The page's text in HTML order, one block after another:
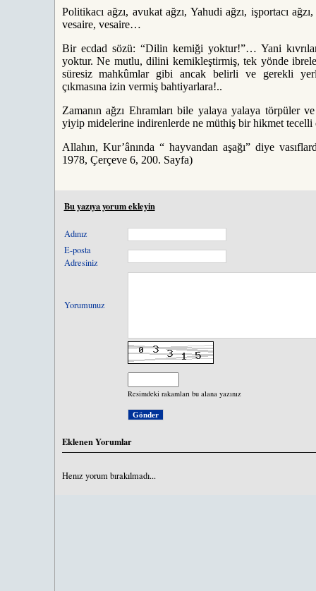
Politikacı ağzı, avukat ağzı, Yahudi ağzı, işportacı
vesaire, vesaire…
Bir ecdad sözü: “Dilin kemiği yoktur!”… Yani
yoktur. Ne mutlu, dilini kemikleştirmiş, tek yönde
süresiz mahkûmlar gibi ancak belirli ve gerekli
çıkmasına izin vermiş bahtiyarlara!..
Zamanın ağzı Ehramları bile yalaya yalaya törpüler
yiyip midelerine indirenlerde ne müthiş bir hikmet tecelli
Allahın, Kur’ânında “ hayvandan aşağı” diye
1978, Çerçeve 6, 200. Sayfa)
Bu yazıya yorum ekleyin
Adınız
E-posta
Adresiniz
Yorumunuz
Resimdeki rakamları bu alana yazınız
Eklenen Yorumlar
Henız yorum bırakılmadı...